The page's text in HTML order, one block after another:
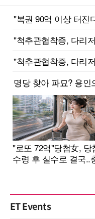
ET Events